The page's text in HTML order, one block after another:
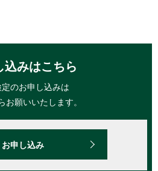
込みはこちら
のお申し込みは
お願いいたします。
お申し込み